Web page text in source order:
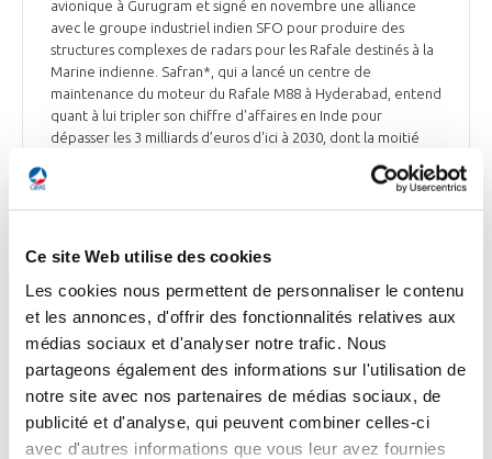
Ce site Web utilise des cookies
Les cookies nous permettent de personnaliser le contenu
et les annonces, d'offrir des fonctionnalités relatives aux
médias sociaux et d'analyser notre trafic. Nous
partageons également des informations sur l'utilisation de
notre site avec nos partenaires de médias sociaux, de
publicité et d'analyse, qui peuvent combiner celles-ci
avec d'autres informations que vous leur avez fournies
avionique à Gurugram et signé en novembre une alliance
avec le groupe industriel indien SFO pour produire des
structures complexes de radars pour les Rafale destinés à la
Marine indienne. Safran*, qui a lancé un centre de
maintenance du moteur du Rafale M88 à Hyderabad, entend
quant à lui tripler son chiffre d'affaires en Inde pour
dépasser les 3 milliards d’euros d'ici à 2030, dont la moitié
DÉFENSE
KNDS maintient le calendrier de son
introduction en Bourse sans attendre une
éventuelle prise de participation de l’État
allemand